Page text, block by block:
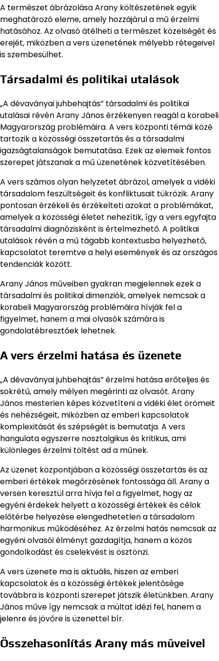
A természet ábrázolása Arany költészetének egyik
meghatározó eleme, amely hozzájárul a mű érzelmi
hatásához. Az olvasó átélheti a természet közelségét és
erejét, miközben a vers üzenetének mélyebb rétegeivel
is szembesülhet.
Társadalmi és politikai utalások
„A dévaványai juhbehajtás” társadalmi és politikai
utalásai révén Arany János érzékenyen reagál a korabeli
Magyarország problémáira. A vers központi témái közé
tartozik a közösségi összetartás és a társadalmi
igazságtalanságok bemutatása. Ezek az elemek fontos
szerepet játszanak a mű üzenetének közvetítésében.
A vers számos olyan helyzetet ábrázol, amelyek a vidéki
társadalom feszültségeit és konfliktusait tükrözik. Arany
pontosan érzékeli és érzékelteti azokat a problémákat,
amelyek a közösségi életet nehezítik, így a vers egyfajta
társadalmi diagnózisként is értelmezhető. A politikai
utalások révén a mű tágabb kontextusba helyezhető,
kapcsolatot teremtve a helyi események és az országos
tendenciák között.
Arany János műveiben gyakran megjelennek ezek a
társadalmi és politikai dimenziók, amelyek nemcsak a
korabeli Magyarország problémáira hívják fel a
figyelmet, hanem a mai olvasók számára is
gondolatébresztőek lehetnek.
A vers érzelmi hatása és üzenete
„A dévaványai juhbehajtás” érzelmi hatása erőteljes és
sokrétű, amely mélyen megérinti az olvasót. Arany
János mesterien képes közvetíteni a vidéki élet örömeit
és nehézségeit, miközben az emberi kapcsolatok
komplexitását és szépségét is bemutatja. A vers
hangulata egyszerre nosztalgikus és kritikus, ami
különleges érzelmi töltést ad a műnek.
Az üzenet központjában a közösségi összetartás és az
emberi értékek megőrzésének fontossága áll. Arany a
versen keresztül arra hívja fel a figyelmet, hogy az
egyéni érdekek helyett a közösségi értékek és célok
előtérbe helyezése elengedhetetlen a társadalom
harmonikus működéséhez. Az érzelmi hatás nemcsak az
egyéni olvasói élményt gazdagítja, hanem a közös
gondolkodást és cselekvést is ösztönzi.
A vers üzenete ma is aktuális, hiszen az emberi
kapcsolatok és a közösségi értékek jelentősége
továbbra is központi szerepet játszik életünkben. Arany
János műve így nemcsak a múltat idézi fel, hanem a
jelenre és jövőre is üzenettel bír.
Összehasonlítás Arany más műveivel